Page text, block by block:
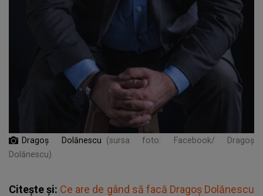
Dragoș Dolănescu
(sursa foto: Facebook/ Dragoș
Dolănescu)
Citește și: Ce are de gând să facă Dragoș Dolănescu